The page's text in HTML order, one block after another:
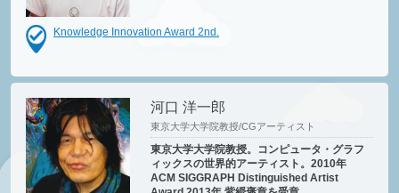
Knowledge Innovation Award 2nd.
河口 洋一郎
東京大学大学院教授/CGアーティスト
東京大学大学院教授。コンピュータ・グラフ
ィックスの世界的アーティスト。2010年
ACM SIGGRAPH Distinguished Artist